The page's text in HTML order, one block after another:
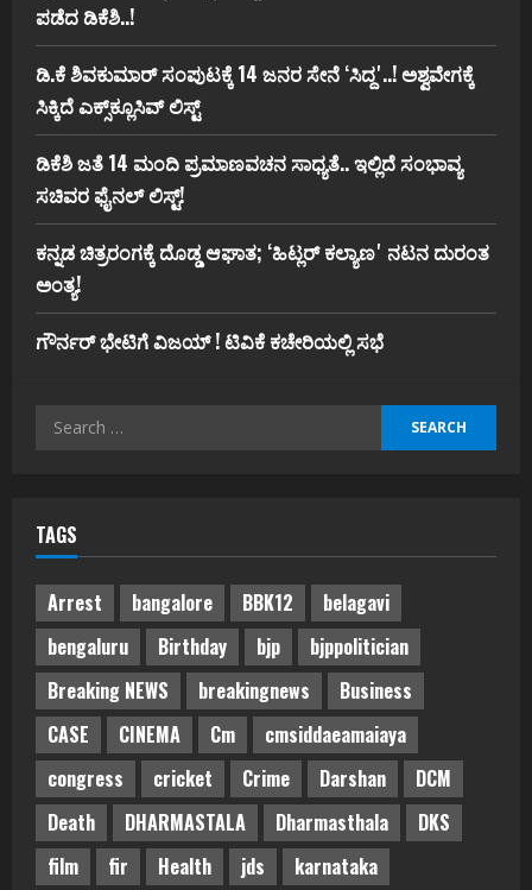
ಪಡೆದ ಡಿಕೆಶಿ..!
ಡಿ.ಕೆ ಶಿವಕುಮಾರ್‌ ಸಂಪುಟಕ್ಕೆ 14 ಜನರ ಸೇನೆ ʻಸಿದ್ದʼ..! ಅಶ್ವವೇಗಕ್ಕೆ
ಸಿಕ್ಕಿದೆ ಎಕ್ಸ್‌ಕ್ಲೂಸಿವ್‌ ಲಿಸ್ಟ್‌
ಡಿಕೆಶಿ ಜತೆ 14 ಮಂದಿ ಪ್ರಮಾಣವಚನ ಸಾಧ್ಯತೆ.. ಇಲ್ಲಿದೆ ಸಂಭಾವ್ಯ
ಸಚಿವರ ಫೈನಲ್ ಲಿಸ್ಟ್‌!
ಕನ್ನಡ ಚಿತ್ರರಂಗಕ್ಕೆ ದೊಡ್ಡ ಆಘಾತ; ʻಹಿಟ್ಲರ್ ಕಲ್ಯಾಣʼ ನಟನ ದುರಂತ
ಅಂತ್ಯ!
ಗೌರ್ನರ್‌ ಭೇಟಿಗೆ ವಿಜಯ್‌ ! ಟಿವಿಕೆ ಕಚೇರಿಯಲ್ಲಿ ಸಭೆ
Search
TAGS
Arrest bangalore BBK12
belagavi
bengaluru
Birthday bjp
bjppolitician
Breaking NEWS
breakingnews
Business
CASE
CINEMA Cm
cmsiddaeamaiaya
congress
cricket Crime Darshan
DCM
Death
DHARMASTALA Dharmasthala
DKS
film
fir Health jds karnataka